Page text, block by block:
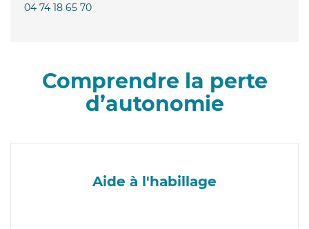
04 74 18 65 70
Comprendre la perte
d’autonomie
Aide à l'habillage